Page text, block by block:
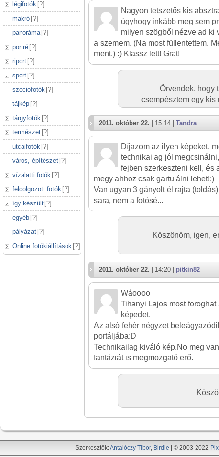
légifotók [?]
makró [?]
panoráma [?]
portré [?]
riport [?]
sport [?]
szociofotók [?]
tájkép [?]
tárgyfotók [?]
természet [?]
utcaifotók [?]
város, építészet [?]
vízalatti fotók [?]
feldolgozott fotók [?]
így készült [?]
egyéb [?]
pályázat [?]
Online fotókiállítások [?]
Nagyon tetszetős kis
úgyhogy inkább meg sem
milyen szögből nézve ad ki
a szemem. (Na most füllentettem.
ment.) :) Klassz lett! Grat!
Örvendek, hogy
csempésztem egy kis
2011. október 22. | 15:14 | Tandra
Díjazom az ilyen képeket,
technikailag jól
fejben szerkeszteni kell, és
megy ahhoz csak gartulálni lehet!:)
Van ugyan 3 gányolt él rajta
sara, nem a fotósé...
Köszönöm, igen,
2011. október 22. | 14:20 | pitkin82
Wáoooo
Tihanyi Lajos most
képedet.
Az alsó fehér négyzet
portáljába:D
Technikailag kiváló kép.No meg
fantáziát is megmozgató erő.
Szerkesztők:Antalóczy Tibor, Birdie | © 2003-2022